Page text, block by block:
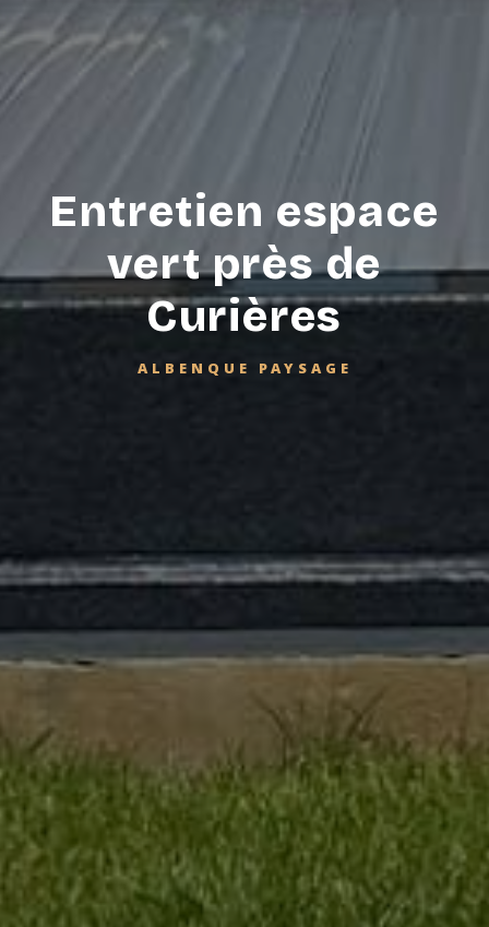
Entretien espace
vert près de
Curières
ALBENQUE PAYSAGE